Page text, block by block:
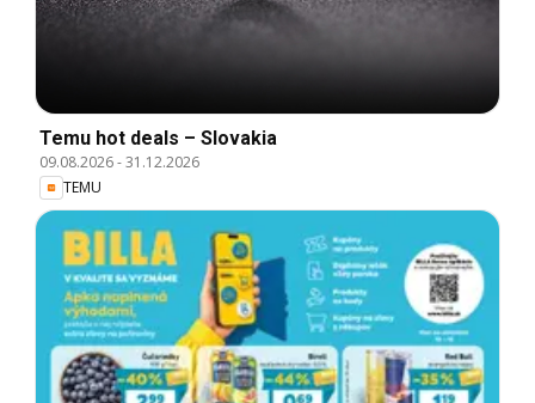
Temu hot deals – Slovakia
09.08.2026-31.12.2026
TEMU